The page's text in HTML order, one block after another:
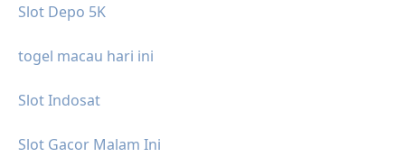
Slot Depo 5K
togel macau hari ini
Slot Indosat
Slot Gacor Malam Ini